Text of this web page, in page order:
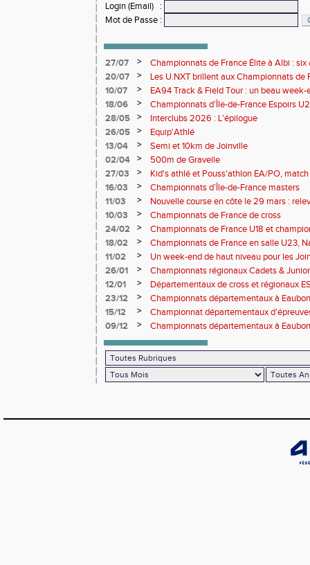
Login (Email)
:
Mot de Passe :
27/07 >
Championnats de France Élite à Albi :
rendez-vous de l'élite nationale
20/07 >
Les U.NXT brillent aux Championnats de
une pluie de performances
10/07 >
EA94 Track & Field Tour : un beau
18/06
>
Championnats d’Île-de-France Espoirs
28/05
>
Interclubs 2026 : L'épilogue
26/05
>
Equip'Athlé
13/04
>
Semi et 10km de Joinville
02/04
>
500m de Gravelle
27/03
>
Kid's athlé et Pouss'athlon EA/PO,
championnat LIFA épreuves combinées
16/03 >
Championnats d’Île-de-France masters
11/03
>
Nouvelle course en côte le 29 mars :
10/03
>
Championnats de France de cross
24/02
>
Championnats de France U18 et
Lancers Long
18/02 >
Championnats de France en salle U23,
de cross-country
11/02 >
Un week-end de haut niveau pour les
26/01
>
Championnats régionaux Cadets &
performances avant le Meeting de Paris
12/01 >
Départementaux de cross et régionaux
23/12
>
Championnats départementaux à
15/12
>
Championnat départementaux
09/12
> Championnats départementaux à